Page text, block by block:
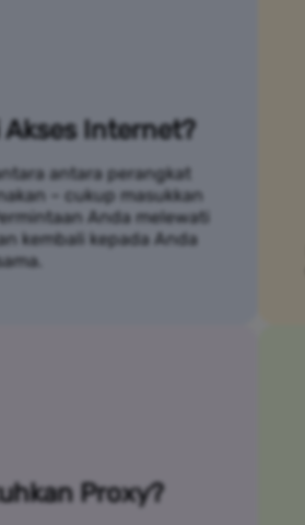
Akses Internet?
antara perangkat
– cukup masukkan
Anda melewati
kembali kepada Anda
Proxy?